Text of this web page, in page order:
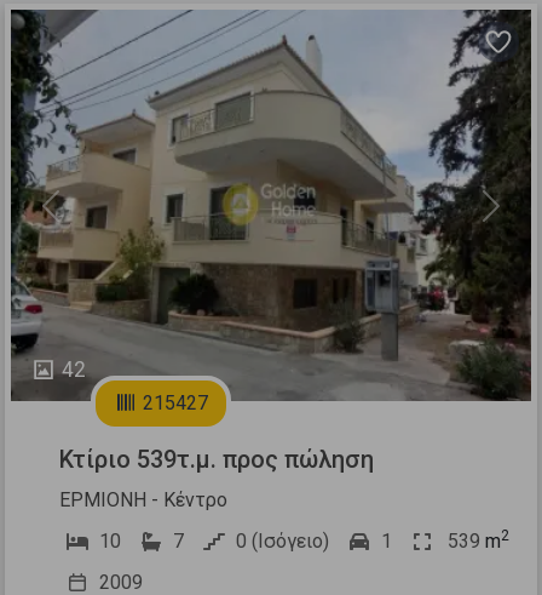
42
Previous Next
215427
Κτίριο 539τ.μ. προς πώληση
ΕΡΜΙΟΝΗ - Κέντρο
10
7 0 (Ισόγειο) 1 539 m2
2009